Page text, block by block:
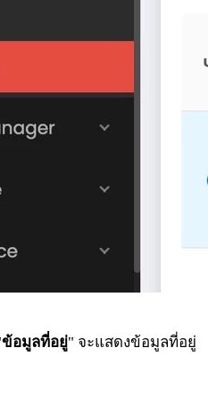
ข้อมูลที่อยู่" จะแสดงข้อมูลที่อยู่